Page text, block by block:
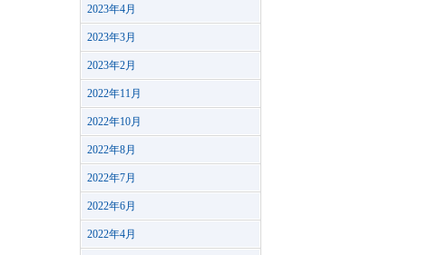
2023年4月
2023年3月
2023年2月
2022年11月
2022年10月
2022年8月
2022年7月
2022年6月
2022年4月